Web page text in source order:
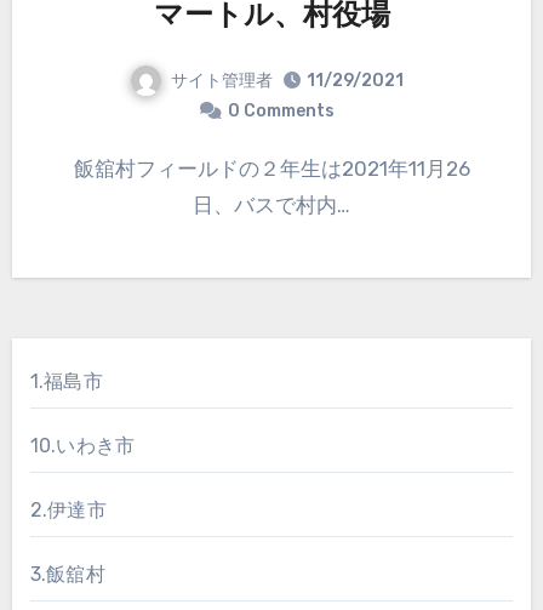
マートル、村役場
サイト管理者
11/29/2021
0 Comments
飯舘村フィールドの２年生は2021年11月26
日、バスで村内…
1.福島市
10.いわき市
2.伊達市
3.飯舘村